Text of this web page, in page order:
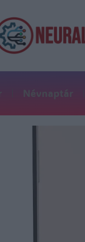
Névnaptár